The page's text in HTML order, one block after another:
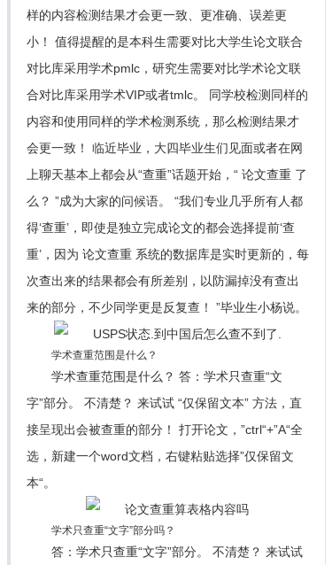
样的内容检测结果才会更一致、更准确、误差更
小！ 值得提醒的是本科生需要对比大学生论文联合
对比库采用学术pmlc，研究生需要对比学术论文联
合对比库采用学术VIP或者tmlc。 同学校检测同样的
内容和使用同样的学术检测系统，那么检测结果才
会更一致！ 临近毕业，大四毕业生们见面或者在网
上聊天基本上都会从“查重”话题开始，“ 论文查重 了
么？ ”成为大家的问候语。 “我们专业几乎所有人都
得‘查重’，即使是独立完成论文的都会选择提前‘查
重’，因为 论文查重 系统的数据库是实时更新的，每
次查出来的结果都会有所差别，以防漏掉没有查出
来的部分，不少同学更是反复查！ ”毕业生小杨说。
学术查重范围是什么？
学术查重范围是什么？ 答：学术只查重“文
字”部分。 不清楚？ 来试试 “仅保留文本” 方法，直
接呈现出会被查重的部分！ 打开论文，”ctrl“+”A“全
选，新建一个word文档，右键粘贴选择”仅保留文
本“。
学术只查重“文字”部分吗？
答：学术只查重“文字”部分。 不清楚？ 来试试